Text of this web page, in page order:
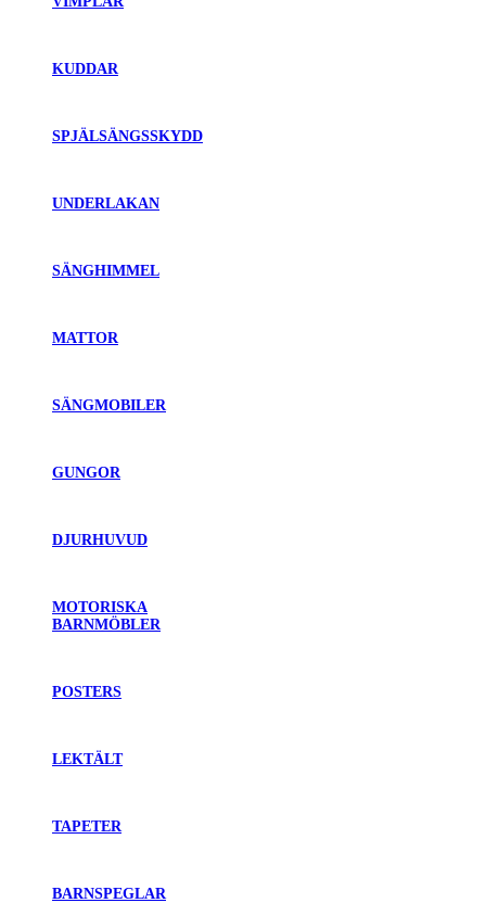
KUDDAR
SPJÄLSÄNGSSKYDD
UNDERLAKAN
SÄNGHIMMEL
MATTOR
SÄNGMOBILER
GUNGOR
DJURHUVUD
MOTORISKA
BARNMÖBLER
POSTERS
LEKTÄLT
TAPETER
BARNSPEGLAR